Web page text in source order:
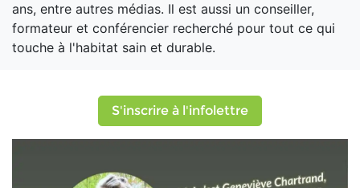
ans, entre autres médias. Il est aussi un conseiller,
formateur et conférencier recherché pour tout ce qui
touche à l'habitat sain et durable.
S'inscrire à l'infolettre